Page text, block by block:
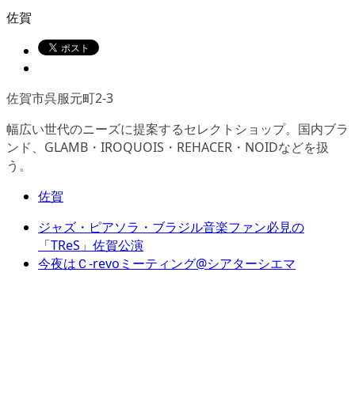
佐賀
佐賀市呉服元町2-3
幅広い世代のニーズに提案するセレクトショップ。国内ブラ
ンド、GLAMB・IROQUOIS・REHACER・NOIDなどを扱
う。
佐賀
ジャズ・ピアソラ・ブラジル音楽ファン必見の
「TReS」佐賀公演
今夜はＣ-revoミーティング@シアターシエマ